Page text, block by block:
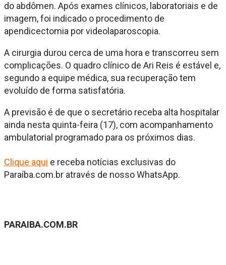
do abdômen. Após exames clínicos, laboratoriais e de
imagem, foi indicado o procedimento de
apendicectomia por videolaparoscopia.
A cirurgia durou cerca de uma hora e transcorreu sem
complicações. O quadro clínico de Ari Reis é estável e,
segundo a equipe médica, sua recuperação tem
evoluído de forma satisfatória.
A previsão é de que o secretário receba alta hospitalar
ainda nesta quinta-feira (17), com acompanhamento
ambulatorial programado para os próximos dias.
Clique aqui e receba notícias exclusivas do
Paraíba.com.br através de nosso WhatsApp.
PARAIBA.COM.BR